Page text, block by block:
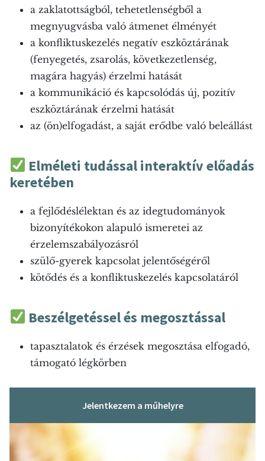
a zaklatottságból, tehetetlenségből a
megnyugvásba való átmenet élményét
a konfliktuskezelés negatív eszköztárának
(fenyegetés, zsarolás, következetlenség,
magára hagyás) érzelmi hatását
a kommunikáció és kapcsolódás új, pozitív
eszköztárának érzelmi hatását
az (ön)elfogadást, a saját erődbe való beleállást
Elméleti tudással interaktív előadás
keretében
a fejlődéslélektan és az idegtudományok
bizonyítékokon alapuló ismeretei az
érzelemszabályozásról
szülő-gyerek kapcsolat jelentőségéről
kötődés és a konfliktuskezelés kapcsolatáról
Beszélgetéssel és megosztással
tapasztalatok és érzések megosztása elfogadó,
támogató légkörben
Jelentkezem a műhelyre